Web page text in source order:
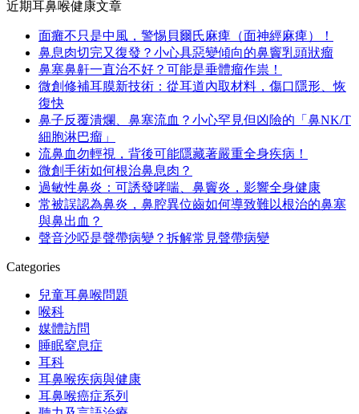
近期耳鼻喉健康文章
面癱不只是中風，警惕貝爾氏麻痺（面神經麻痺）！
鼻息肉切完又復發？小心具惡變傾向的鼻竇乳頭狀瘤
鼻塞鼻鼾一直治不好？可能是垂體瘤作祟！
微創修補耳膜新技術：從耳道內取材料，傷口隱形、恢
復快
鼻子反覆潰爛、鼻塞流血？小心罕見但凶險的「鼻NK/T
細胞淋巴瘤」
流鼻血勿輕視，背後可能隱藏著嚴重全身疾病！
微創手術如何根治鼻息肉？
過敏性鼻炎：可誘發哮喘、鼻竇炎，影響全身健康
常被誤認為鼻炎，鼻腔異位齒如何導致難以根治的鼻塞
與鼻出血？
聲音沙啞是聲帶病變？拆解常見聲帶病變
Categories
兒童耳鼻喉問題
喉科
媒體訪問
睡眠窒息症
耳科
耳鼻喉疾病與健康
耳鼻喉癌症系列